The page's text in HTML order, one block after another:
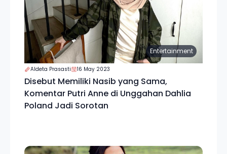
Entertainment
Aldeta Prasasti 16 May 2023
Disebut Memiliki Nasib yang Sama,
Komentar Putri Anne di Unggahan Dahlia
Poland Jadi Sorotan